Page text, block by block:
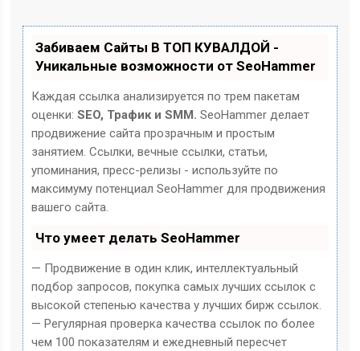
Забиваем Сайты В ТОП КУВАЛДОЙ -
Уникальные возможности от SeoHammer
Каждая ссылка анализируется по трем пакетам
оценки:SEO, Трафик и SMM. SeoHammer делает
продвижение сайта прозрачным и простым
занятием. Ссылки, вечные ссылки, статьи,
упоминания, пресс-релизы - используйте по
максимуму потенциал SeoHammer для продвижения
вашего сайта.
Что умеет делать SeoHammer
— Продвижение в один клик, интеллектуальный
подбор запросов, покупка самых лучших ссылок с
высокой степенью качества у лучших бирж ссылок.
— Регулярная проверка качества ссылок по более
чем 100 показателям и ежедневный пересчет